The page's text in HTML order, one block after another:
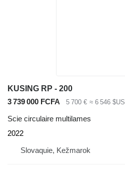
KUSING RP - 200
3 739 000 FCFA
5 700 € ≈ 6 546 $US
Scie circulaire multilames
2022
Slovaquie, Kežmarok